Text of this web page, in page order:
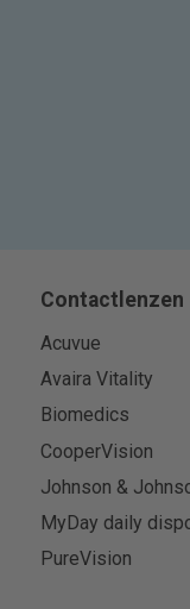
Contactlenzen
Acuvue
Avaira Vitality
Biomedics
CooperVision
Johnson &
MyDay daily
PureVision